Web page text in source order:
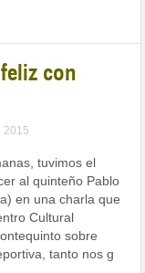
con
2015
tuvimos el
al quinteño Pablo
en una charla que
Cultural
sobre
tanto nos g